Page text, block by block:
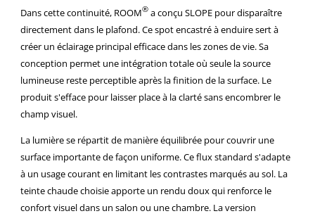
Dans cette continuité, ROOM® a conçu SLOPE pour disparaître
directement dans le plafond. Ce spot encastré à enduire sert à
créer un éclairage principal efficace dans les zones de vie. Sa
conception permet une intégration totale où seule la source
lumineuse reste perceptible après la finition de la surface. Le
produit s'efface pour laisser place à la clarté sans encombrer le
champ visuel.
La lumière se répartit de manière équilibrée pour couvrir une
surface importante de façon uniforme. Ce flux standard s'adapte
à un usage courant en limitant les contrastes marqués au sol. La
teinte chaude choisie apporte un rendu doux qui renforce le
confort visuel dans un salon ou une chambre. L a version